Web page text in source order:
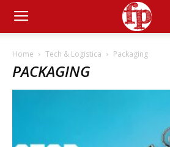
Home Tech & Logistica Packaging
PACKAGING